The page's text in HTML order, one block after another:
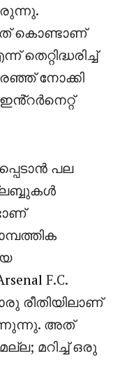
കൊണ്ടാണ്
നോക്കി
പല
F.C.
രീതിയിലാണ്
അത്
മറിച്ച് ഒരു